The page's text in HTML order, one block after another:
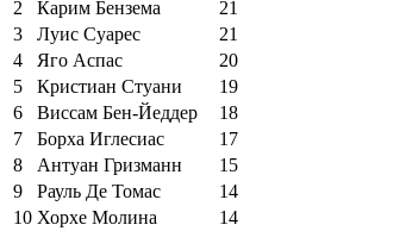
2
Карим Бензема
21
3
Луис Суарес
21
4
Яго Аспас
20
5
Кристиан Стуани
19
6
Виссам Бен-Йеддер
18
7
Борха Иглесиас
17
8
Антуан Гризманн
15
9
Рауль Де Томас
14
10 Хорхе Молина
14